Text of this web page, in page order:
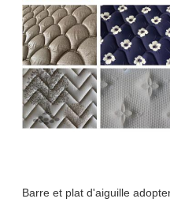
Barre et plat d'aiguille